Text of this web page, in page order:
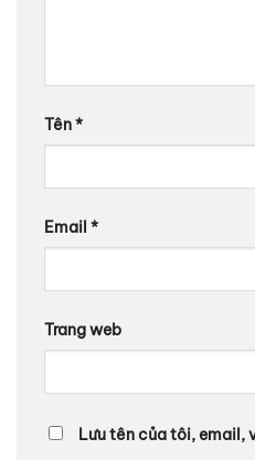
Tên*
Email *
Trang web
Lưu tên của tôi, email,